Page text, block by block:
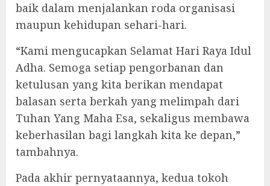
baik dalam menjalankan roda organisasi
maupun kehidupan sehari-hari.
“Kami mengucapkan Selamat Hari Raya Idul
Adha. Semoga setiap pengorbanan dan
ketulusan yang kita berikan mendapat
balasan serta berkah yang melimpah dari
Tuhan Yang Maha Esa, sekaligus membawa
keberhasilan bagi langkah kita ke depan,”
tambahnya.
Pada akhir pernyataannya, kedua tokoh